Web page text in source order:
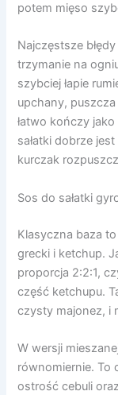
potem mięso
Najczęstsze
trzymanie na
szybciej łapie
upchany, puszcza
łatwo kończy
sałatki dobrze
kurczak
Sos do sałatki
Klasyczna baza
grecki i ketchup.
proporcja 2:2:1,
część ketchupu.
czysty majonez, i
W wersji
równomiernie. To
ostrość cebuli